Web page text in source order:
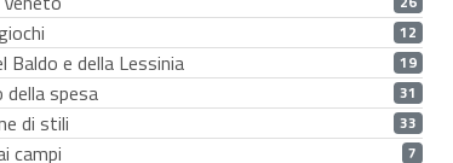
12
Baldo e della Lessinia 19
della spesa 31
di stili 33
campi 7